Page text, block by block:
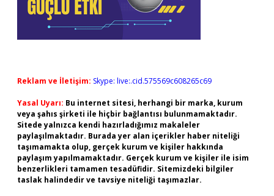
Reklam ve İletişim: Skype: live:.cid.575569c608265c69
Yasal Uyarı: Bu internet sitesi, herhangi bir marka, kurum
veya şahıs şirketi ile hiçbir bağlantısı bulunmamaktadır.
Sitede yalnızca kendi hazırladığımız makaleler
paylaşılmaktadır. Burada yer alan içerikler haber niteliği
taşımamakta olup, gerçek kurum ve kişiler hakkında
paylaşım yapılmamaktadır. Gerçek kurum ve kişiler ile isim
benzerlikleri tamamen tesadüfidir. Sitemizdeki bilgiler
taslak halindedir ve tavsiye niteliği taşımazlar.